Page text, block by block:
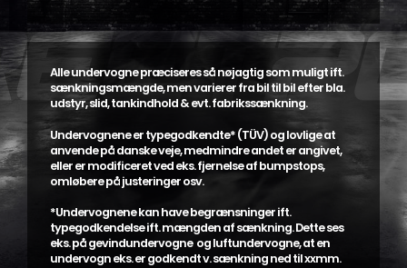
Alle undervogne præciseres så nøjagtig som muligt ift.
sænkningsmængde, men varierer fra bil til bil efter bla.
udstyr, slid, tankindhold & evt. fabrikssænkning.
Undervognene er typegodkendte* (TÜV) og lovlige at
anvende på danske veje, medmindre andet er angivet,
eller er modificeret ved eks. fjernelse af bumpstops,
omløbere på justeringer osv.
*Undervognene kan have begrænsninger ift.
typegodkendelse ift. mængden af sænkning. Dette ses
eks. på gevindundervogne og luftundervogne, at en
undervogn eks. er godkendt v. sænkning ned til xxmm.